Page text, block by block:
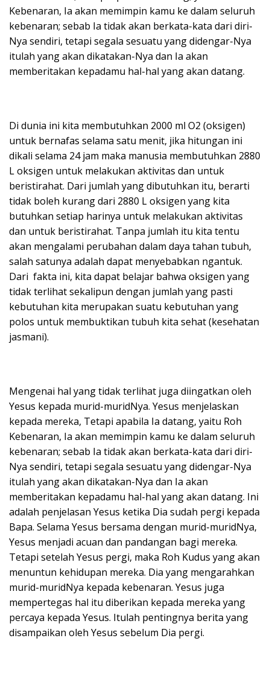
Kebenaran, Ia akan memimpin kamu ke dalam seluruh
kebenaran; sebab Ia tidak akan berkata-kata dari diri-
Nya sendiri, tetapi segala sesuatu yang didengar-Nya
itulah yang akan dikatakan-Nya dan Ia akan
memberitakan kepadamu hal-hal yang akan datang.
Di dunia ini kita membutuhkan 2000 ml O2 (oksigen)
untuk bernafas selama satu menit, jika hitungan ini
dikali selama 24 jam maka manusia membutuhkan 2880
L oksigen untuk melakukan aktivitas dan untuk
beristirahat. Dari jumlah yang dibutuhkan itu, berarti
tidak boleh kurang dari 2880 L oksigen yang kita
butuhkan setiap harinya untuk melakukan aktivitas
dan untuk beristirahat. Tanpa jumlah itu kita tentu
akan mengalami perubahan dalam daya tahan tubuh,
salah satunya adalah dapat menyebabkan ngantuk.
Dari fakta ini, kita dapat belajar bahwa oksigen yang
tidak terlihat sekalipun dengan jumlah yang pasti
kebutuhan kita merupakan suatu kebutuhan yang
polos untuk membuktikan tubuh kita sehat (kesehatan
jasmani).
Mengenai hal yang tidak terlihat juga diingatkan oleh
Yesus kepada murid-muridNya. Yesus menjelaskan
kepada mereka, Tetapi apabila Ia datang, yaitu Roh
Kebenaran, Ia akan memimpin kamu ke dalam seluruh
kebenaran; sebab Ia tidak akan berkata-kata dari diri-
Nya sendiri, tetapi segala sesuatu yang didengar-Nya
itulah yang akan dikatakan-Nya dan Ia akan
memberitakan kepadamu hal-hal yang akan datang. Ini
adalah penjelasan Yesus ketika Dia sudah pergi kepada
Bapa. Selama Yesus bersama dengan murid-muridNya,
Yesus menjadi acuan dan pandangan bagi mereka.
Tetapi setelah Yesus pergi, maka Roh Kudus yang akan
menuntun kehidupan mereka. Dia yang mengarahkan
murid-muridNya kepada kebenaran. Yesus juga
mempertegas hal itu diberikan kepada mereka yang
percaya kepada Yesus. Itulah pentingnya berita yang
disampaikan oleh Yesus sebelum Dia pergi.